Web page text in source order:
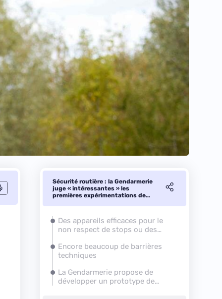
Sécurité routière : la Gendarmerie
juge « intéressantes » les
premières expérimentations de
Des appareils efficaces pour le
non respect de stops ou des
Encore beaucoup de barrières
techniques
La Gendarmerie propose de
développer un prototype de